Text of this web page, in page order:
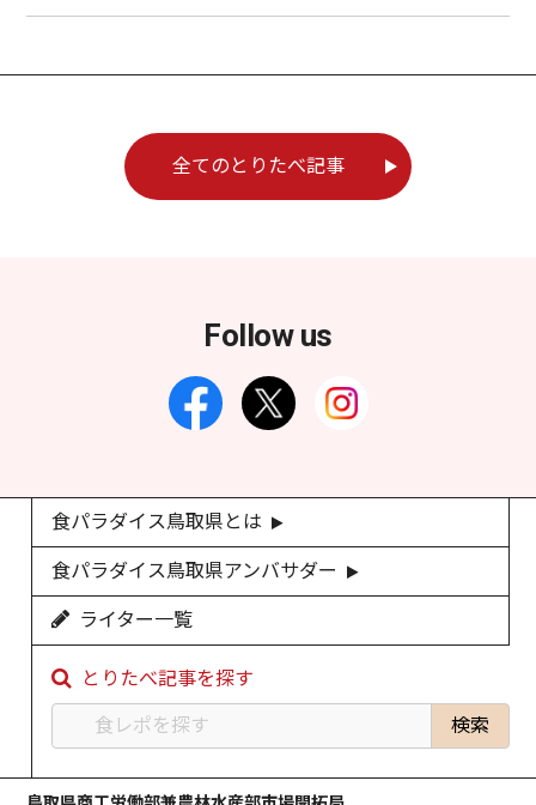
全てのとりたべ記事
Follow us
食パラダイス鳥取県とは
食パラダイス鳥取県アンバサダー
ライター一覧
とりたべ記事を探す